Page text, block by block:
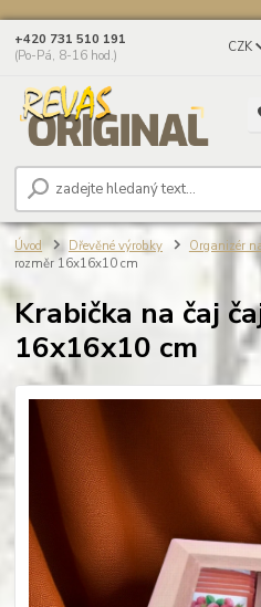
CZK
+420 731 510 191
(Po-Pá, 8-16 hod.)
Úvod Dřevěné výrobky Organizér
rozměr 16x16x10 cm
Krabička na čaj
16x16x10 cm